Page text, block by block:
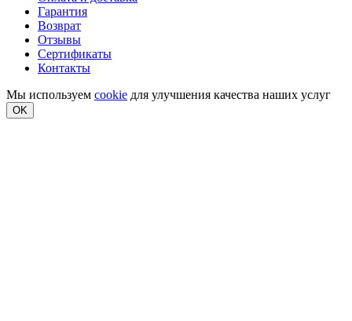
Гарантия
Возврат
Отзывы
Сертификаты
Контакты
Мы используем cookie для улучшения качества наших услуг
OK